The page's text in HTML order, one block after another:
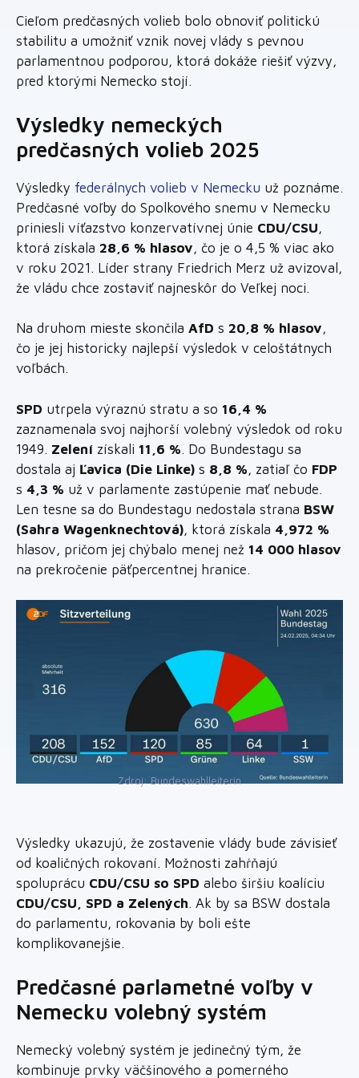
Cieľom predčasných volieb bolo obnoviť politickú
stabilitu a umožniť vznik novej vlády s pevnou
parlamentnou podporou, ktorá dokáže riešiť výzvy,
pred ktorými Nemecko stojí.
Výsledky nemeckých
predčasných volieb 2025
Výsledky federálnych volieb v Nemecku už poznáme.
Predčasné voľby do Spolkového snemu v Nemecku
priniesli víťazstvo konzervatívnej únie CDU/CSU,
ktorá získala 28,6 % hlasov, čo je o 4,5 % viac ako
v roku 2021. Líder strany Friedrich Merz už avizoval,
že vládu chce zostaviť najneskôr do Veľkej noci.
Na druhom mieste skončila AfD s 20,8 % hlasov,
čo je jej historicky najlepší výsledok v celoštátnych
voľbách.
SPD utrpela výraznú stratu a so 16,4 %
zaznamenala svoj najhorší volebný výsledok od roku
1949. Zelení získali 11,6 %. Do Bundestagu sa
dostala aj Ľavica (Die Linke) s 8,8 %, zatiaľ čo FDP
s 4,3 % už v parlamente zastúpenie mať nebude.
Len tesne sa do Bundestagu nedostala strana BSW
(Sahra Wagenknechtová), ktorá získala 4,972 %
hlasov, pričom jej chýbalo menej než 14 000 hlasov
na prekročenie päťpercentnej hranice.
Zdroj: Bundeswahlleiterin
Výsledky ukazujú, že zostavenie vlády bude závisieť
od koaličných rokovaní. Možnosti zahŕňajú
spoluprácu CDU/CSU so SPD alebo širšiu koalíciu
CDU/CSU, SPD a Zelených. Ak by sa BSW dostala
do parlamentu, rokovania by boli ešte
komplikovanejšie.
Predčasné parlametné voľby v
Nemecku volebný systém
Nemecký volebný systém je jedinečný tým, že
kombinuje prvky väčšinového a pomerného